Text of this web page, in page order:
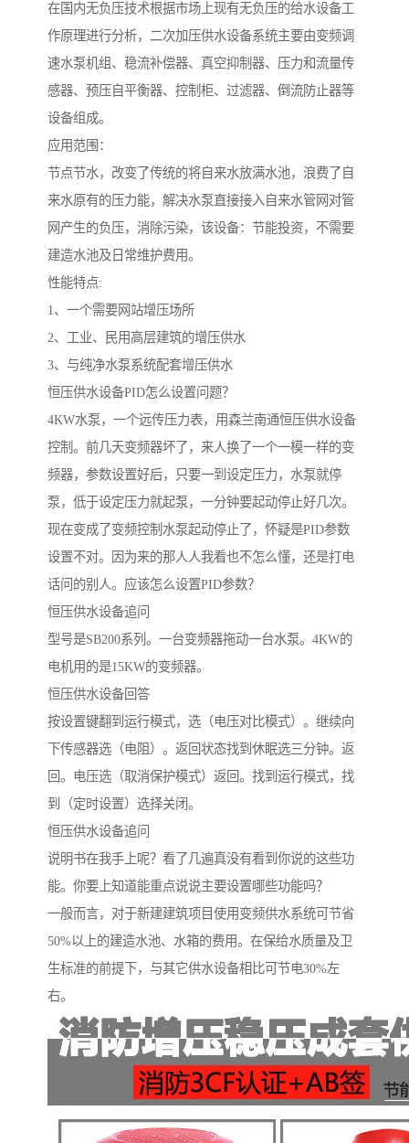
在国内无负压技术根据市场上现有无负压的给水设备工
作原理进行分析，二次加压供水设备系统主要由变频调
速水泵机组、稳流补偿器、真空抑制器、压力和流量传
感器、预压自平衡器、控制柜、过滤器、倒流防止器等
设备组成。
应用范围：
节点节水，改变了传统的将自来水放满水池，浪费了自
来水原有的压力能，解决水泵直接接入自来水管网对管
网产生的负压，消除污染，该设备：节能投资，不需要
建造水池及日常维护费用。
性能特点:
1、一个需要网站增压场所
2、工业、民用高层建筑的增压供水
3、与纯净水泵系统配套增压供水
恒压供水设备PID怎么设置问题？
4KW水泵，一个远传压力表，用森兰南通恒压供水设备
控制。前几天变频器坏了，来人换了一个一模一样的变
频器，参数设置好后，只要一到设定压力，水泵就停
泵，低于设定压力就起泵，一分钟要起动停止好几次。
现在变成了变频控制水泵起动停止了，怀疑是PID参数
设置不对。因为来的那人人我看也不怎么懂，还是打电
话问的别人。应该怎么设置PID参数？
恒压供水设备追问
型号是SB200系列。一台变频器拖动一台水泵。4KW的
电机用的是15KW的变频器。
恒压供水设备回答
按设置键翻到运行模式，选（电压对比模式）。继续向
下传感器选（电阻）。返回状态找到休眠选三分钟。返
回。电压选（取消保护模式）返回。找到运行模式，找
到（定时设置）选择关闭。
恒压供水设备追问
说明书在我手上呢？看了几遍真没有看到你说的这些功
能。你要上知道能重点说说主要设置哪些功能吗？
一般而言，对于新建建筑项目使用变频供水系统可节省
50%以上的建造水池、水箱的费用。在保给水质量及卫
生标准的前提下，与其它供水设备相比可节电30%左
右。